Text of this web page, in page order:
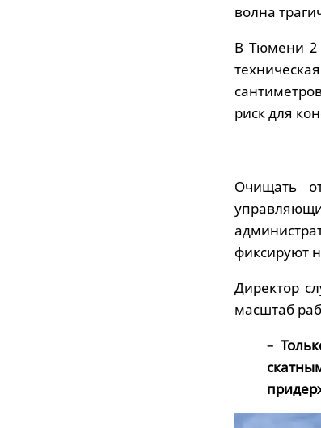
волна
В Тюмени 2
риск для
Очищать
фиксируют
Директор
масштаб
–